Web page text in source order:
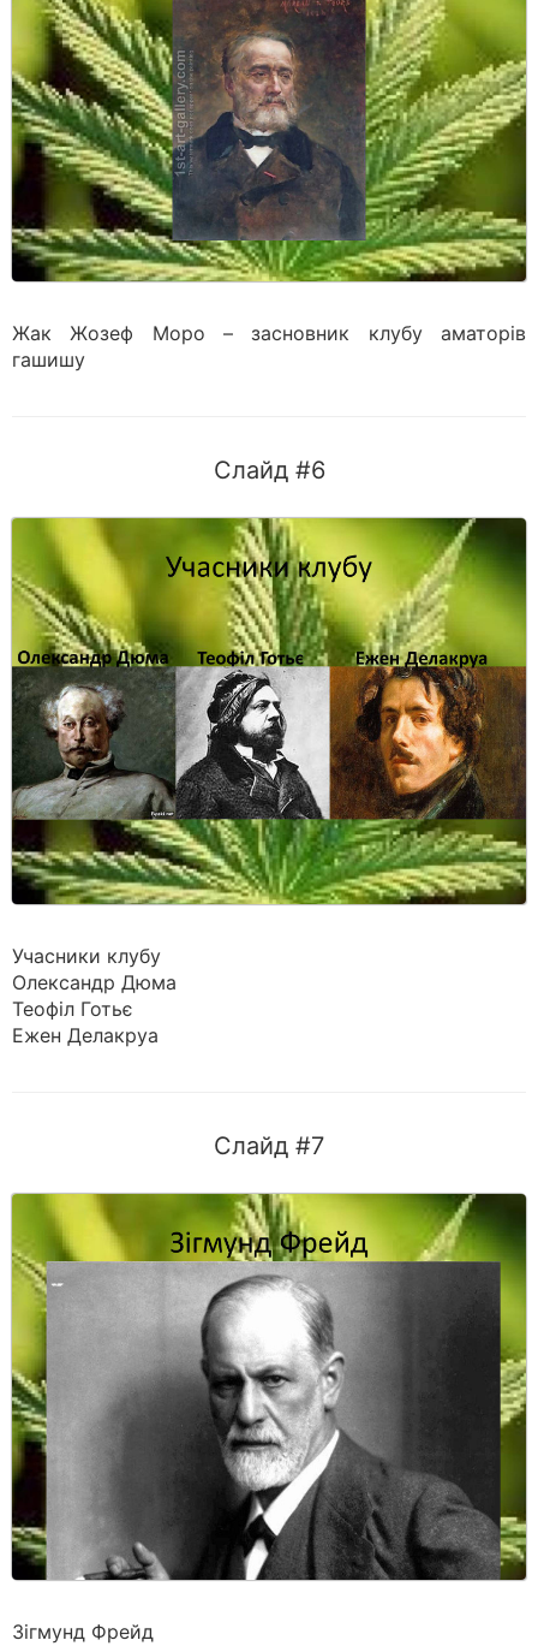
Жак Жозеф Моро – засновник клубу аматорів
гашишу
Слайд #6
Учасники клубу
Олександр Дюма
Теофіл Готьє
Ежен Делакруа
Слайд #7
Зігмунд Фрейд